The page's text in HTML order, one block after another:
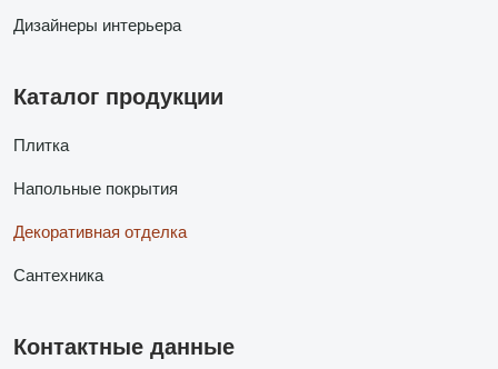
Дизайнеры интерьера
Каталог продукции
Плитка
Напольные покрытия
Декоративная отделка
Сантехника
Контактные данные